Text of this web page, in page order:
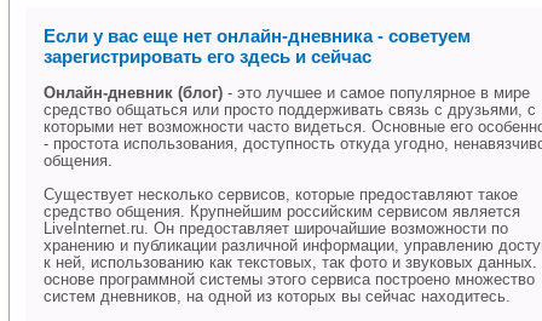
Если у вас еще нет онлайн-дневника - советуем
зарегистрировать его здесь и сейчас
Онлайн-дневник (блог) - это лучшее и самое популярное в мире
средство общаться или просто поддерживать связь с друзьями, с
которыми нет возможности часто видеться. Основные его
- простота использования, доступность откуда угодно,
общения.
Существует несколько сервисов, которые предоставляют такое
средство общения. Крупнейшим российским сервисом является
LiveInternet.ru. Он предоставляет широчайшие возможности по
хранению и публикации различной информации, управлению
к ней, использованию как текстовых, так фото и звуковых
основе программной системы этого сервиса построено множество
систем дневников, на одной из которых вы сейчас находитесь.